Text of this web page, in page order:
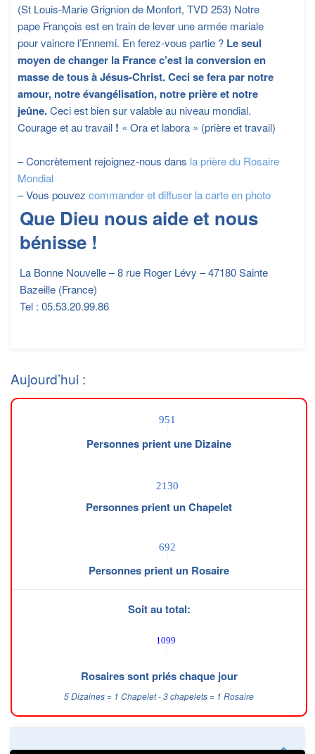
(St Louis-Marie Grignion de Monfort, TVD 253) Notre
pape François est en train de lever une armée mariale
pour vaincre l’Ennemi. En ferez-vous partie ? Le seul
moyen de changer la France c’est la conversion en
masse de tous à Jésus-Christ. Ceci se fera par notre
amour, notre évangélisation, notre prière et notre
jeûne.Ceci est bien sur valable au niveau mondial.
Courage et au travail ! « Ora et labora » (prière et travail)
– Concrètement rejoignez-nous dans la prière du Rosaire
Mondial
– Vous pouvez commander et diffuser la carte en photo
Que Dieu nous aide et nous
bénisse !
La Bonne Nouvelle – 8 rue Roger Lévy – 47180 Sainte
Bazeille (France)
Tel : 05.53.20.99.86
Aujourd’hui :
Personnes prient une Dizaine
Personnes prient un Chapelet
Personnes prient un Rosaire
Soit au total:
Rosaires sont priés chaque jour
5 Dizaines = 1 Chapelet - 3 chapelets = 1 Rosaire